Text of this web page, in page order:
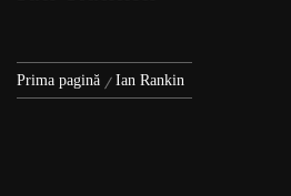
Prima pagină Ian Rankin